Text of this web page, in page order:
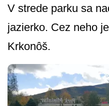
V strede parku sa
jazierko. Cez neho
Krkonôš.